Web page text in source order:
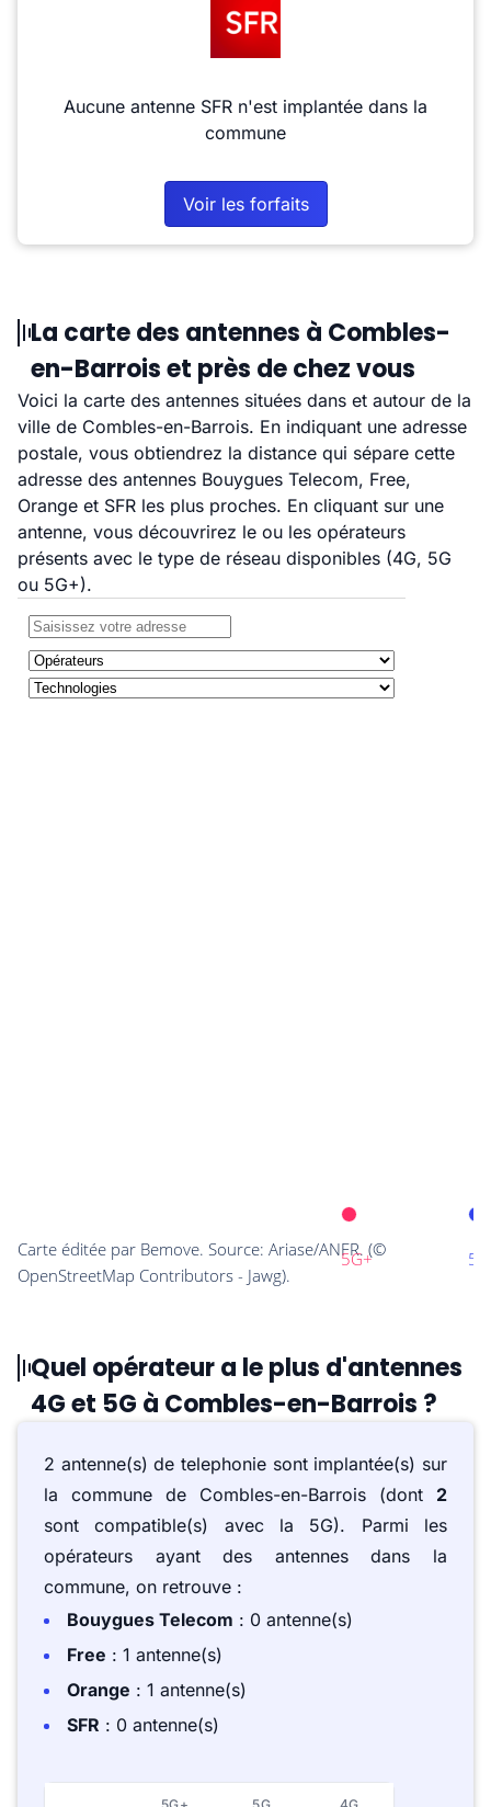
Aucune antenne SFR n'est implantée dans la
commune
Voir les forfaits
La carte des antennes à Combles-
en-Barrois et près de chez vous
Voici la carte des antennes situées dans et autour de la
ville de Combles-en-Barrois. En indiquant une adresse
postale, vous obtiendrez la distance qui sépare cette
adresse des antennes Bouygues Telecom, Free,
Orange et SFR les plus proches. En cliquant sur une
antenne, vous découvrirez le ou les opérateurs
présents avec le type de réseau disponibles (4G, 5G
ou 5G+).
Quel opérateur a le plus d'antennes
4G et 5G à Combles-en-Barrois ?
2 antenne(s) de telephonie sont implantée(s) sur
la commune de Combles-en-Barrois (dont 2
sont compatible(s) avec la 5G). Parmi les
opérateurs ayant des antennes dans la
commune, on retrouve :
Bouygues Telecom : 0 antenne(s)
Free : 1 antenne(s)
Orange : 1 antenne(s)
SFR : 0 antenne(s)